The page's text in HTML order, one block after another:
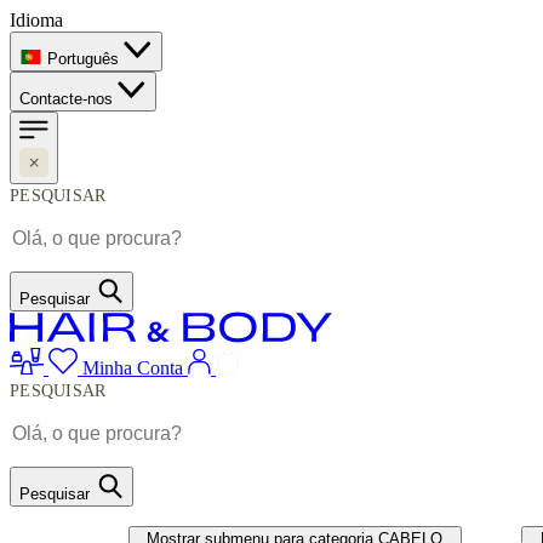
Idioma
Português
Contacte-nos
PESQUISAR
Pesquisar
Minha Conta
PESQUISAR
Pesquisar
Mostrar submenu para categoria CABELO UNHAS